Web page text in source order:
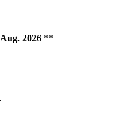
2026 **